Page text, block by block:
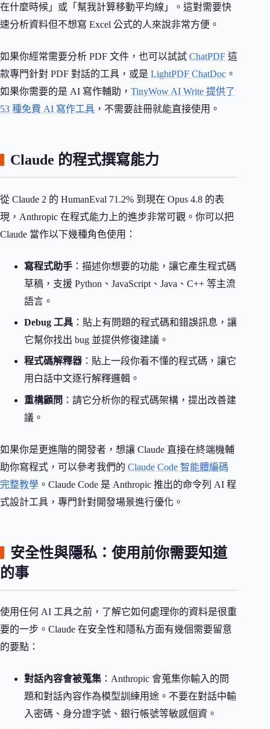
在什麼時候」或「幫我計算移動平均線」。這對需要快
速分析資料但不想寫 Excel 公式的人來說非常方便。
如果你經常需要分析 PDF 文件，也可以試試 ChatPDF 這
款專門針對 PDF 對話的工具，或是 LightPDF ChatDoc 。
如果你需要的是 AI 寫作輔助， TinyWow AI Write 提供了
53 種免費 AI 寫作工具 ，不需要註冊就能直接使用。
Claude 的程式撰寫能力
從 Claude 2 的 HumanEval 71.2% 到現在 Opus 4.8 的表
現，Anthropic 在程式能力上的進步非常可觀。你可以把
Claude 當作以下幾種角色使用：
寫程式助手 ：描述你想要的功能，讓它產生程式碼
草稿，支援 Python、JavaScript、Java、C++ 等主流
語言。
Debug 工具 ：貼上有問題的程式碼和錯誤訊息，讓
它幫你找出 bug 並提供修復建議。
程式碼解釋器 ：貼上一段你看不懂的程式碼，讓它
用白話中文逐行解釋邏輯。
重構顧問 ：請它分析你的程式碼架構，提出改善建
議。
如果你是更進階的開發者，想讓 Claude 直接在終端機輔
助你寫程式，可以參考我們的 Claude Code 智能體編碼
完整教學 。Claude Code 是 Anthropic 推出的命令列 AI 程
式設計工具，專門針對開發場景進行優化。
安全性與隱私：使用前你需要知道
的事
使用任何 AI 工具之前，了解它如何處理你的資料是很重
要的一步。Claude 在安全性和隱私方面有幾個需要留意
的要點：
對話內容會被蒐集 ：Anthropic 會蒐集你輸入的問
題和對話內容作為模型訓練用途。不要在對話中輸
入密碼、身分證字號、銀行帳號等敏感個資。